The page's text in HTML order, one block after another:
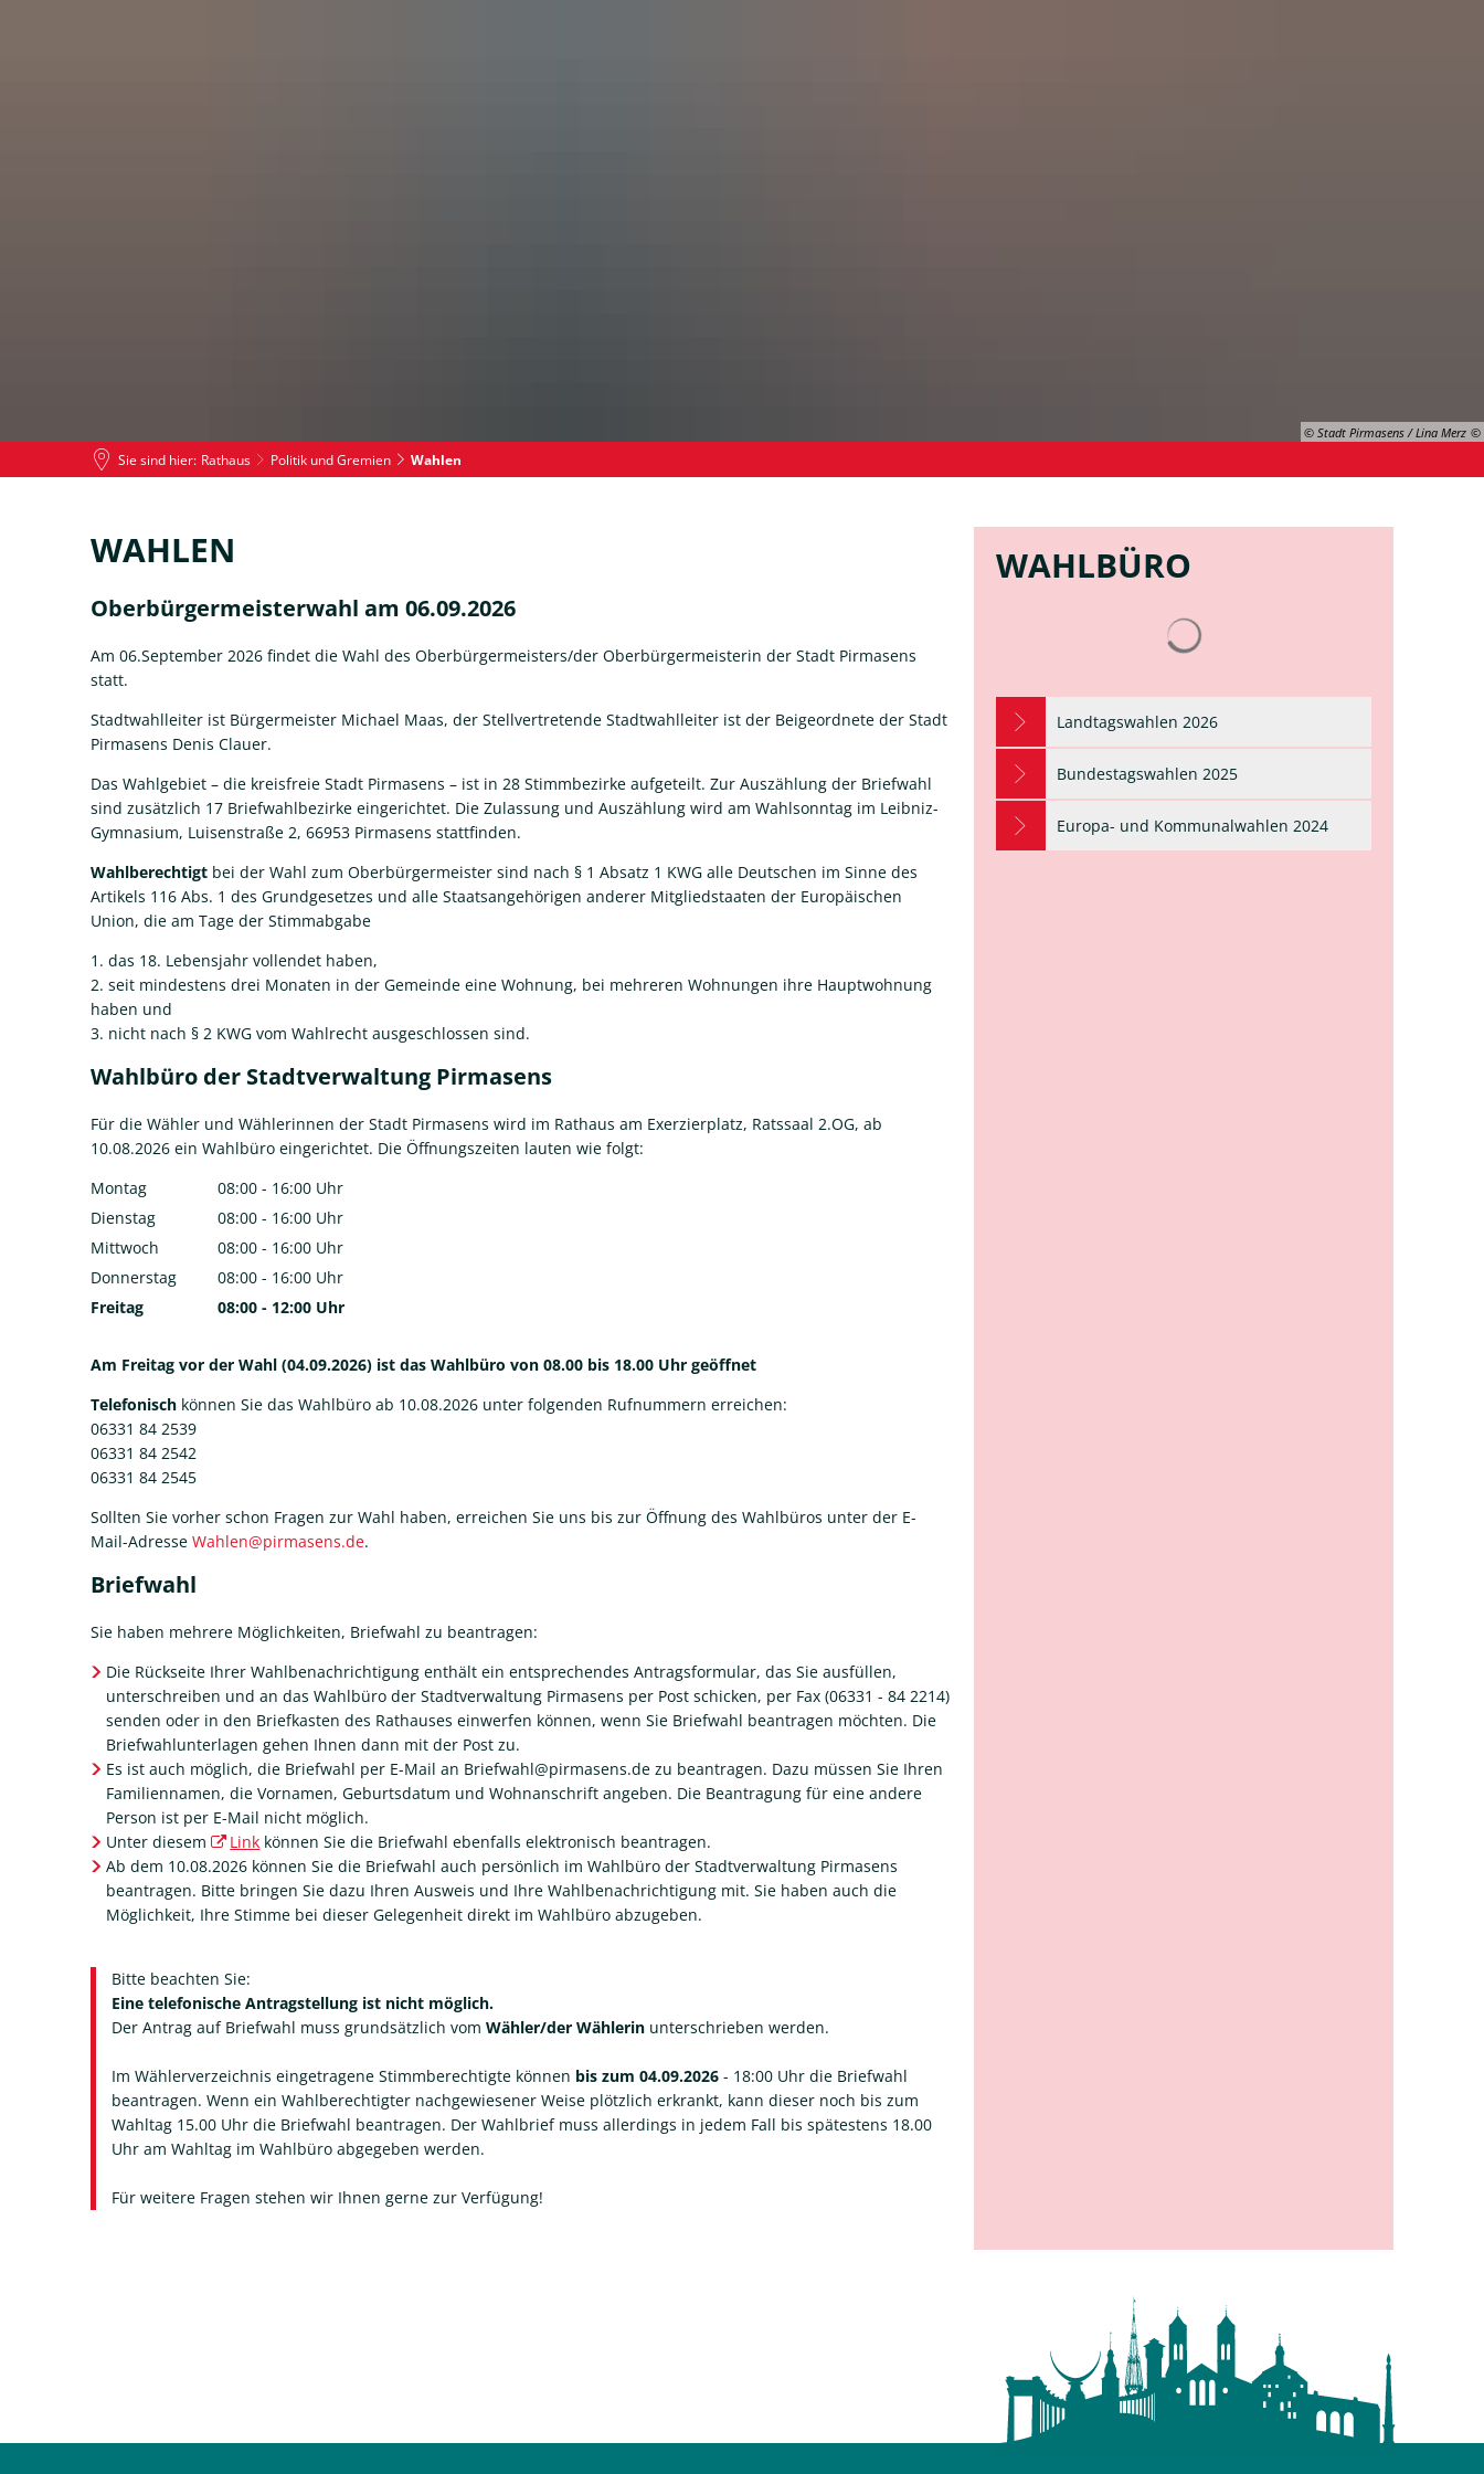
© Stadt Pirmasens / Lina Merz
Sie sind hier: Rathaus Politik und Gremien Wahlen
WahlenWAHLEN
Oberbürgermeisterwahl am 06.09.2026
Am 06.September 2026 findet die Wahl des Oberbürgermeisters/der Oberbürgermeisterin der Stadt Pirmasens
statt.
Stadtwahlleiter ist Bürgermeister Michael Maas, der Stellvertretende Stadtwahlleiter ist der Beigeordnete der Stadt
Pirmasens Denis Clauer.
Das Wahlgebiet – die kreisfreie Stadt Pirmasens – ist in 28 Stimmbezirke aufgeteilt. Zur Auszählung der Briefwahl
sind zusätzlich 17 Briefwahlbezirke eingerichtet. Die Zulassung und Auszählung wird am Wahlsonntag im Leibniz-
Gymnasium, Luisenstraße 2, 66953 Pirmasens stattfinden.
Wahlberechtigt bei der Wahl zum Oberbürgermeister sind nach § 1 Absatz 1 KWG alle Deutschen im Sinne des
Artikels 116 Abs. 1 des Grundgesetzes und alle Staatsangehörigen anderer Mitgliedstaaten der Europäischen
Union, die am Tage der Stimmabgabe
1. das 18. Lebensjahr vollendet haben,
2. seit mindestens drei Monaten in der Gemeinde eine Wohnung, bei mehreren Wohnungen ihre Hauptwohnung
haben und
3. nicht nach § 2 KWG vom Wahlrecht ausgeschlossen sind.
Wahlbüro der Stadtverwaltung Pirmasens
Für die Wähler und Wählerinnen der Stadt Pirmasens wird im Rathaus am Exerzierplatz, Ratssaal 2.OG, ab
10.08.2026 ein Wahlbüro eingerichtet. Die Öffnungszeiten lauten wie folgt:
Montag
08:00 - 16:00 Uhr
Von 08:00 bis 16:00 Uhr
Dienstag 08:00 - 16:00 Uhr
Von 08:00 bis 16:00 Uhr
Mittwoch 08:00 - 16:00 Uhr
Von 08:00 bis 16:00 Uhr
Donnerstag 08:00 - 16:00 Uhr
Von 08:00 bis 16:00 Uhr
Freitag 08:00 - 12:00 Uhr
Am Freitag vor der Wahl (04.09.2026) ist das Wahlbüro von 08.00 bis 18.00 Uhr geöffnet
Telefonisch können Sie das Wahlbüro ab 10.08.2026 unter folgenden Rufnummern erreichen:
06331 84 2539
06331 84 2542
06331 84 2545
Sollten Sie vorher schon Fragen zur Wahl haben, erreichen Sie uns bis zur Öffnung des Wahlbüros unter der E-
Mail-Adresse Wahlen@pirmasens.de.
Briefwahl
Sie haben mehrere Möglichkeiten, Briefwahl zu beantragen:
Die Rückseite Ihrer Wahlbenachrichtigung enthält ein entsprechendes Antragsformular, das Sie ausfüllen,
unterschreiben und an das Wahlbüro der Stadtverwaltung Pirmasens per Post schicken, per Fax (06331 - 84 2214)
senden oder in den Briefkasten des Rathauses einwerfen können, wenn Sie Briefwahl beantragen möchten. Die
Briefwahlunterlagen gehen Ihnen dann mit der Post zu.
Es ist auch möglich, die Briefwahl per E-Mail an Briefwahl@pirmasens.de zu beantragen. Dazu müssen Sie Ihren
Familiennamen, die Vornamen, Geburtsdatum und Wohnanschrift angeben. Die Beantragung für eine andere
Person ist per E-Mail nicht möglich.
Unter diesem
Link können Sie die Briefwahl ebenfalls elektronisch beantragen.
Ab dem 10.08.2026 können Sie die Briefwahl auch persönlich im Wahlbüro der Stadtverwaltung Pirmasens
beantragen. Bitte bringen Sie dazu Ihren Ausweis und Ihre Wahlbenachrichtigung mit. Sie haben auch die
Möglichkeit, Ihre Stimme bei dieser Gelegenheit direkt im Wahlbüro abzugeben.
Bitte beachten Sie:
Eine telefonische Antragstellung ist nicht möglich.
Der Antrag auf Briefwahl muss grundsätzlich vom Wähler/der Wählerin unterschrieben werden.
Im Wählerverzeichnis eingetragene Stimmberechtigte können bis zum 04.09.2026 - 18:00 Uhr die Briefwahl
beantragen. Wenn ein Wahlberechtigter nachgewiesener Weise plötzlich erkrankt, kann dieser noch bis zum
Wahltag 15.00 Uhr die Briefwahl beantragen. Der Wahlbrief muss allerdings in jedem Fall bis spätestens 18.00
Uhr am Wahltag im Wahlbüro abgegeben werden.
Für weitere Fragen stehen wir Ihnen gerne zur Verfügung!
WAHLBÜRO
Landtagswahlen 2026
Bundestagswahlen 2025
Europa- und Kommunalwahlen 2024